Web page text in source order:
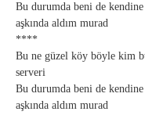
Bu durumda beni de
aşkında aldım murad
****
Bu ne güzel köy böyle kim
serveri
Bu durumda beni de
aşkında aldım murad